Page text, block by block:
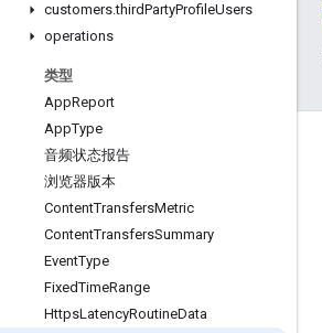
customers.thirdPartyProfileUsers
operations
类型
AppReport
AppType
音频状态报告
浏览器版本
ContentTransfersMetric
ContentTransfersSummary
EventType
FixedTimeRange
HttpsLatencyRoutineData
互动
Google Developer Program
Google Developer Groups
Google Developer Experts
Accelerators